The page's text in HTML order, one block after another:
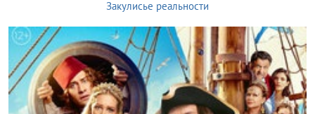
Закулисье реальности